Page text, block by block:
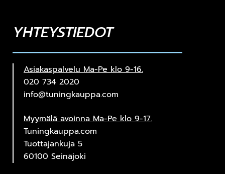
YHTEYSTIEDOT
Asiakaspalvelu Ma-Pe klo 9-16.
020 734 2020
info@tuningkauppa.com
Myymälä avoinna Ma-Pe klo 9-17.
Tuningkauppa.com
Tuottajankuja 5
60100 Seinäjoki